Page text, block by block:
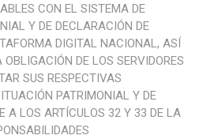
CON EL SISTEMA DE
Y DE DECLARACIÓN DE
DIGITAL NACIONAL, ASÍ
DE LOS SERVIDORES
SUS RESPECTIVAS
PATRIMONIAL Y DE
A LOS ARTÍCULOS 32 Y 33 DE LA